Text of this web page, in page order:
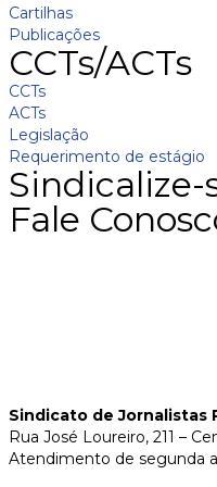
Cartilhas
Publicações
CCTs/ACTs
CCTs
ACTs
Legislação
Requerimento de estágio
Sindicalize-
Fale
Sindicato de Jornalistas
Rua José Loureiro, 211 –
Atendimento de segunda